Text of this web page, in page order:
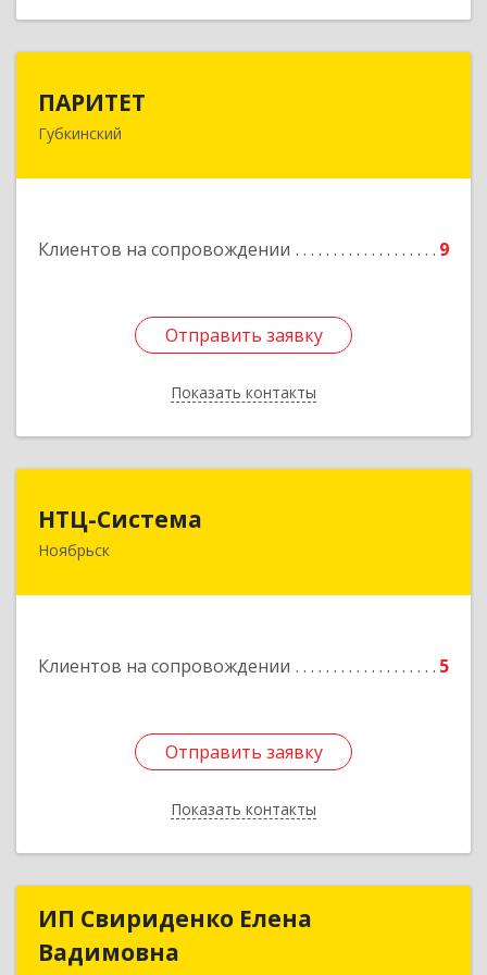
ПАРИТЕТ
Губкинский
Клиентов на сопровождении 9
Отправить заявку
Показать контакты
629830, Ямало-Ненецкий АО, Губкинский г, 9-й
Отправить заявку
Назад
НТЦ-Система
Ноябрьск
Клиентов на сопровождении 5
Отправить заявку
Показать контакты
629804, Ямало-Ненецкий АО, Ноябрьск г, 60 лет
Отправить заявку
Назад
ИП Свириденко Елена
Вадимовна
ИП Свириденко Елена